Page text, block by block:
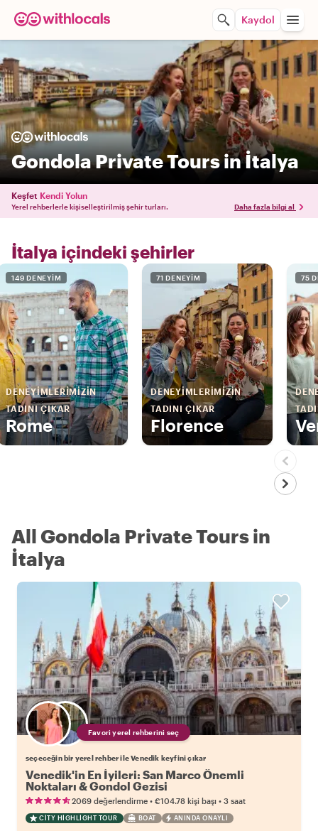
Kaydol
Gondola Private Tours in İtalya
Keşfet Kendi Yolun
Yerel rehberlerle kişiselleştirilmiş şehir turları. Daha fazla bilgi al
İtalya içindeki şehirler
149 DENEYIM
DENEYIMLERIMIZIN
TADINI ÇIKAR
Rome
71 DENEYIM
DENEYIMLERIMIZIN
TADINI ÇIKAR
Florence
75
All Gondola Private Tours in
İtalya
Favori yerel rehberini seç
seçeceğin bir yerel rehber ile Venedik keyfini çıkar
Venedik'in En İyileri: San Marco Önemli
Noktaları & Gondol Gezisi
2069 değerlendirme • €104.78 kişi başı • 3 saat
CITY HIGHLIGHT TOUR BOAT ANINDA ONAYLI